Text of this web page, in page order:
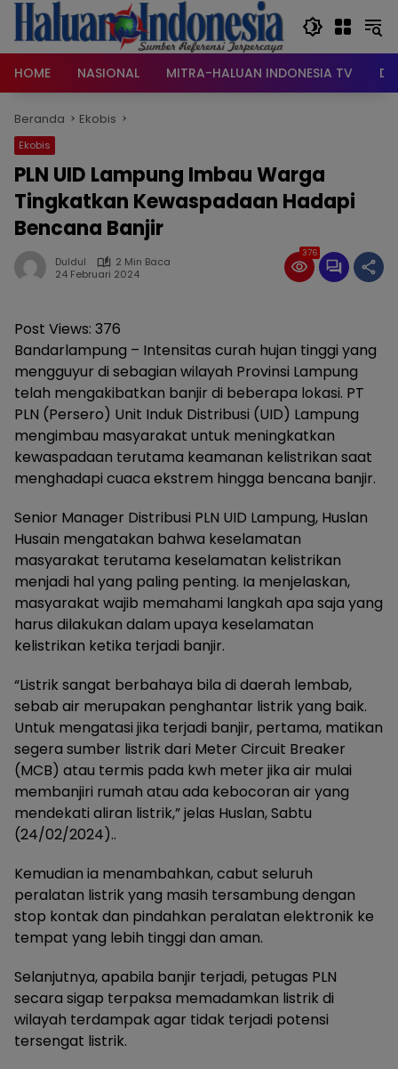
Langsung
konten
HOME
NASIONAL MITRA-HALUAN INDONESIA TV
Beranda Ekobis
Ekobis
PLN UID Lampung Imbau Warga
Tingkatkan Kewaspadaan Hadapi
Bencana Banjir
Duldul
2 Min Baca
24 Februari 2024
376
Post Views: 376
Bandarlampung – Intensitas curah hujan tinggi yang
mengguyur di sebagian wilayah Provinsi Lampung
telah mengakibatkan banjir di beberapa lokasi. PT
PLN (Persero) Unit Induk Distribusi (UID) Lampung
mengimbau masyarakat untuk meningkatkan
kewaspadaan terutama keamanan kelistrikan saat
menghadapi cuaca ekstrem hingga bencana banjir.
Senior Manager Distribusi PLN UID Lampung, Huslan
Husain mengatakan bahwa keselamatan
masyarakat terutama keselamatan kelistrikan
menjadi hal yang paling penting. Ia menjelaskan,
masyarakat wajib memahami langkah apa saja yang
harus dilakukan dalam upaya keselamatan
kelistrikan ketika terjadi banjir.
“Listrik sangat berbahaya bila di daerah lembab,
sebab air merupakan penghantar listrik yang baik.
Untuk mengatasi jika terjadi banjir, pertama, matikan
segera sumber listrik dari Meter Circuit Breaker
(MCB) atau termis pada kwh meter jika air mulai
membanjiri rumah atau ada kebocoran air yang
mendekati aliran listrik,” jelas Huslan, Sabtu
(24/02/2024)..
Kemudian ia menambahkan, cabut seluruh
peralatan listrik yang masih tersambung dengan
stop kontak dan pindahkan peralatan elektronik ke
tempat yang lebih tinggi dan aman.
Selanjutnya, apabila banjir terjadi, petugas PLN
secara sigap terpaksa memadamkan listrik di
wilayah terdampak agar tidak terjadi potensi
tersengat listrik.